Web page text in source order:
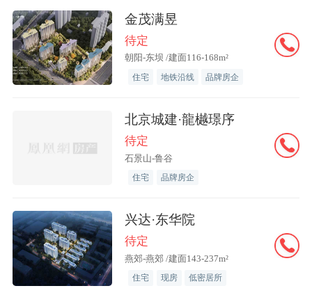
量安全隐患。为此，通报要求各级住建部
门和综合行政执法部门将持续加大巡查力
度，对类似违法行为保持“零容忍”态度。
外，还涉及多个市县的房地产项目的质量
安全违法行为。
有限公司施工的人工智能检测仪器智造项
目（一期）存在塔吊回转限制器失效、起
重臂斜杆变形等重大事故隐患，被罚款80
00元；海南中宜泓建设工程有限公司施工
金茂满昱
待定
朝阳-东坝 /建面116-168m²
住宅 地铁沿线 品牌房企
北京城建·龍樾璟序
待定
石景山-鲁谷
住宅 品牌房企
兴达·东华院
待定
燕郊-燕郊 /建面143-237m²
住宅 现房 低密居所